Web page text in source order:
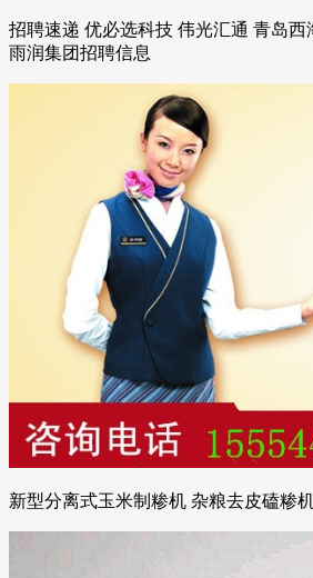
招聘速递 优必选科技 伟光汇通 青岛
雨润集团招聘信息
新型分离式玉米制糁机 杂粮去皮磕糁